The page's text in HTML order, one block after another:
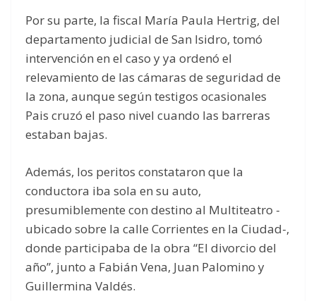
Por su parte, la fiscal María Paula Hertrig, del
departamento judicial de San Isidro, tomó
intervención en el caso y ya ordenó el
relevamiento de las cámaras de seguridad de
la zona, aunque según testigos ocasionales
Pais cruzó el paso nivel cuando las barreras
estaban bajas.
Además, los peritos constataron que la
conductora iba sola en su auto,
presumiblemente con destino al Multiteatro -
ubicado sobre la calle Corrientes en la Ciudad-,
donde participaba de la obra “El divorcio del
año”, junto a Fabián Vena, Juan Palomino y
Guillermina Valdés.